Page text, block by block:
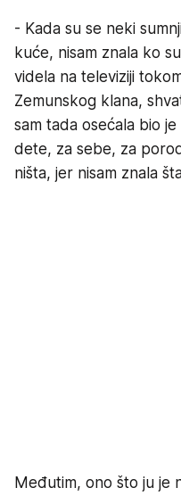
- Kada su se neki
kuće, nisam znala ko
videla na televiziji
Zemunskog klana,
sam tada osećala bio je
dete, za sebe, za
ništa, jer nisam znala
Međutim, ono što ju je